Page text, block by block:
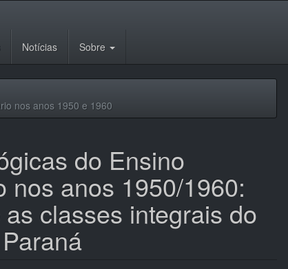
Notícias Sobre
nos anos 1950 e 1960
do Ensino
nos anos 1950/1960:
classes integrais do